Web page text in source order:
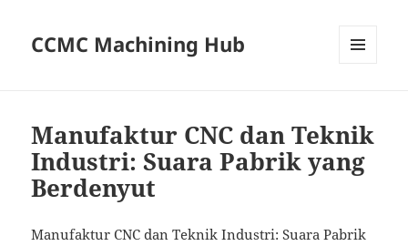
CCMC Machining Hub
Manufaktur CNC dan Teknik
Industri: Suara Pabrik yang
Berdenyut
Manufaktur CNC dan Teknik Industri: Suara Pabrik